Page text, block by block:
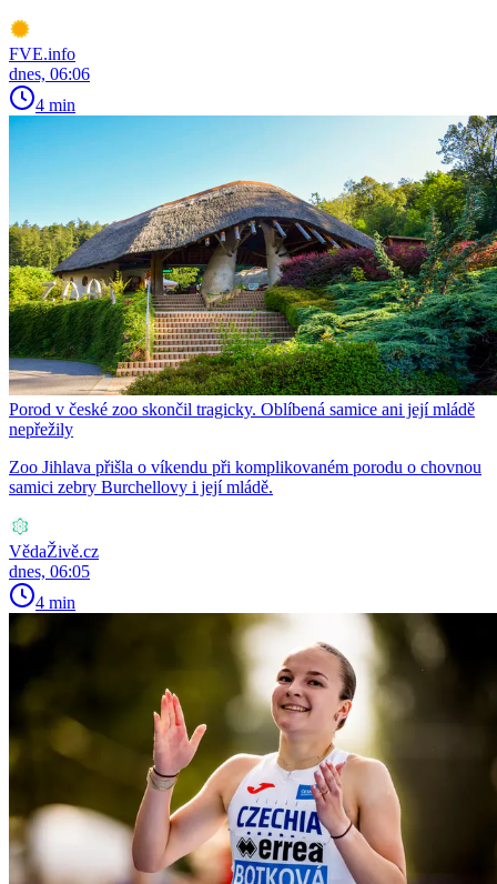
FVE.info
dnes, 06:06
4 min
Porod v české zoo skončil tragicky. Oblíbená samice ani její mládě
nepřežily
Zoo Jihlava přišla o víkendu při komplikovaném porodu o chovnou
samici zebry Burchellovy i její mládě.
VědaŽivě.cz
dnes, 06:05
4 min